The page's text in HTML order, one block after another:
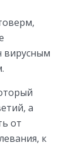
вирусным
а
от
к